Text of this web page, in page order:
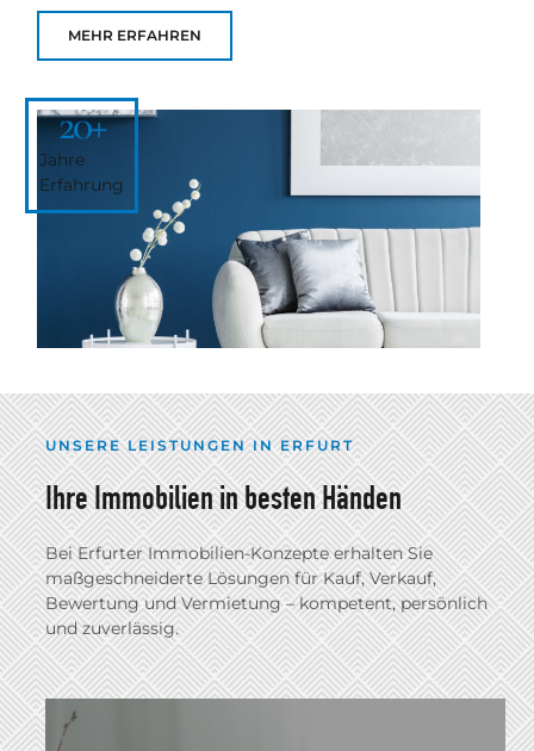
MEHR ERFAHREN
Jahre
Erfahrung
20+
UNSERE LEISTUNGEN IN ERFURT
Ihre Immobilien in besten Händen
Bei Erfurter Immobilien-Konzepte erhalten Sie
maßgeschneiderte Lösungen für Kauf, Verkauf,
Bewertung und Vermietung – kompetent, persönlich
und zuverlässig.